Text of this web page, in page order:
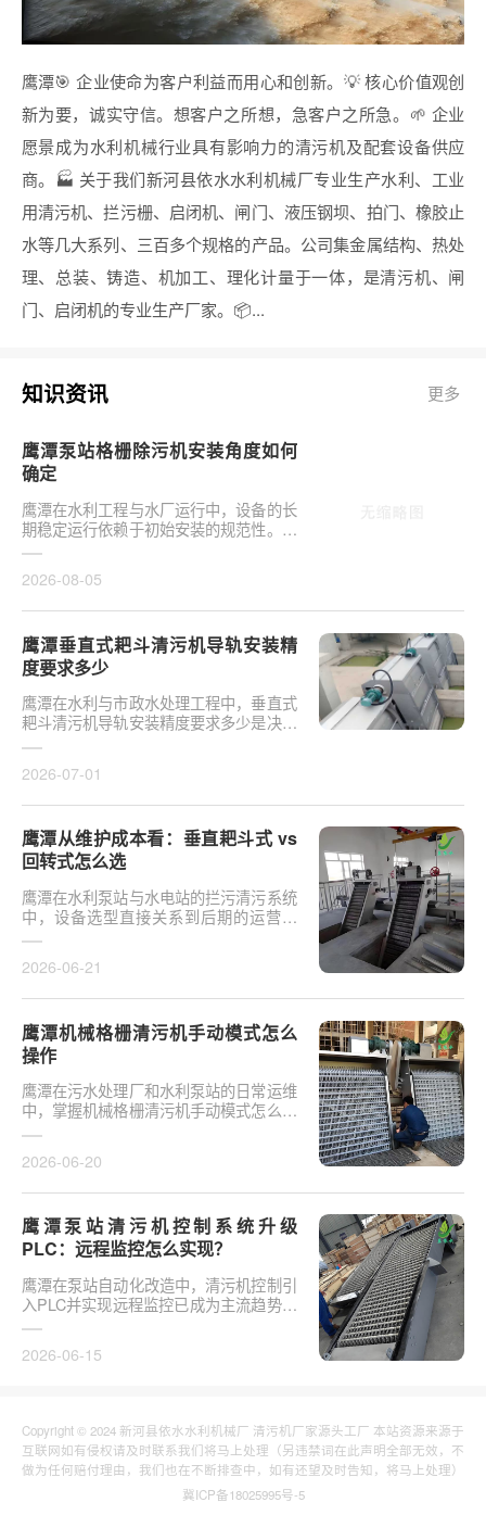
鹰潭🎯 企业使命为客户利益而用心和创新。💡 核心价值观创
新为要，诚实守信。想客户之所想，急客户之所急。🌱 企业
愿景成为水利机械行业具有影响力的清污机及配套设备供应
商。🏭 关于我们新河县依水水利机械厂专业生产水利、工业
用清污机、拦污栅、启闭机、闸门、液压钢坝、拍门、橡胶止
水等几大系列、三百多个规格的产品。公司集金属结构、热处
理、总装、铸造、机加工、理化计量于一体，是清污机、闸
门、启闭机的专业生产厂家。📦...
知识资讯 更多
鹰潭泵站格栅除污机安装角度如何
确定
鹰潭在水利工程与水厂运行中，设备的长
期稳定运行依赖于初始安装的规范性。对
于泵站核心拦污设备而言，其倾斜度直接
2026-08-05
鹰潭垂直式耙斗清污机导轨安装精
度要求多少
鹰潭在水利与市政水处理工程中，垂直式
耙斗清污机导轨安装精度要求多少是决定
设备运行平稳性的核心**。导轨作为耙斗
2026-07-01
鹰潭从维护成本看：垂直耙斗式 vs
回转式怎么选
鹰潭在水利泵站与水电站的拦污清污系统
中，设备选型直接关系到后期的运营开
支。探讨从维护成本看：垂直耙斗式 vs
2026-06-21
鹰潭机械格栅清污机手动模式怎么
操作
鹰潭在污水处理厂和水利泵站的日常运维
中，掌握机械格栅清污机手动模式怎么操
作是保障设备稳定运行的基础环节。以某
2026-06-20
鹰潭泵站清污机控制系统升级
PLC：远程监控怎么实现？
鹰潭在泵站自动化改造中，清污机控制引
入PLC并实现远程监控已成为主流趋势。
传统清污机多采用继电器硬接线，无法实
2026-06-15
Copyright © 2024 新河县依水水利机械厂 清污机厂家源头工厂 本站资源来源于
互联网如有侵权请及时联系我们将马上处理（另违禁词在此声明全部无效，不
做为任何赔付理由，我们也在不断排查中，如有还望及时告知，将马上处理）
冀ICP备18025995号-5